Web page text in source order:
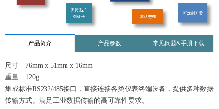
产品简介 产品参数 常见问题&手册下载
尺寸：76mm x 51mm x 16mm
重量：120g
集成标准RS232/485接口，直接连接各类仪表终端设备，提供多种数据
传输方式。满足工业数据传输的高可靠性要求。